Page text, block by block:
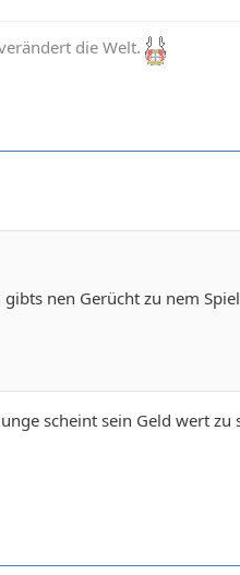
die Welt.
nen Gerücht zu nem
scheint sein Geld wert zu